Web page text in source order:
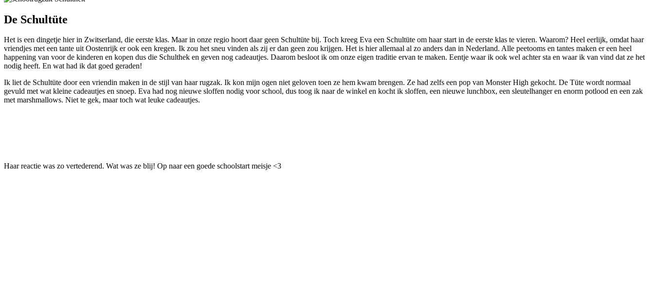
De Schultüte
Het is een dingetje hier in Zwitserland, die eerste klas. Maar in onze regio hoort daar geen Schultüte bij. Toch kreeg Eva een Schultüte om haar start in de eerste klas te vieren. Waarom? Heel eerlijk, omdat haar
vriendjes met een tante uit Oostenrijk er ook een kregen. Ik zou het sneu vinden als zij er dan geen zou krijgen. Het is hier allemaal al zo anders dan in Nederland. Alle peetooms en tantes maken er een heel
happening van voor de kinderen en kopen dus die Schulthek en geven nog cadeautjes. Daarom besloot ik om onze eigen traditie ervan te maken. Eentje waar ik ook wel achter sta en waar ik van vind dat ze het
nodig heeft. En wat had ik dat goed geraden!
Ik liet de Schultüte door een vriendin maken in de stijl van haar rugzak. Ik kon mijn ogen niet geloven toen ze hem kwam brengen. Ze had zelfs een pop van Monster High gekocht. De Tüte wordt normaal
gevuld met wat kleine cadeautjes en snoep. Eva had nog nieuwe sloffen nodig voor school, dus toog ik naar de winkel en kocht ik sloffen, een nieuwe lunchbox, een sleutelhanger en enorm potlood en een zak
met marshmallows. Niet te gek, maar toch wat leuke cadeautjes.
Haar reactie was zo vertederend. Wat was ze blij! Op naar een goede schoolstart meisje <3